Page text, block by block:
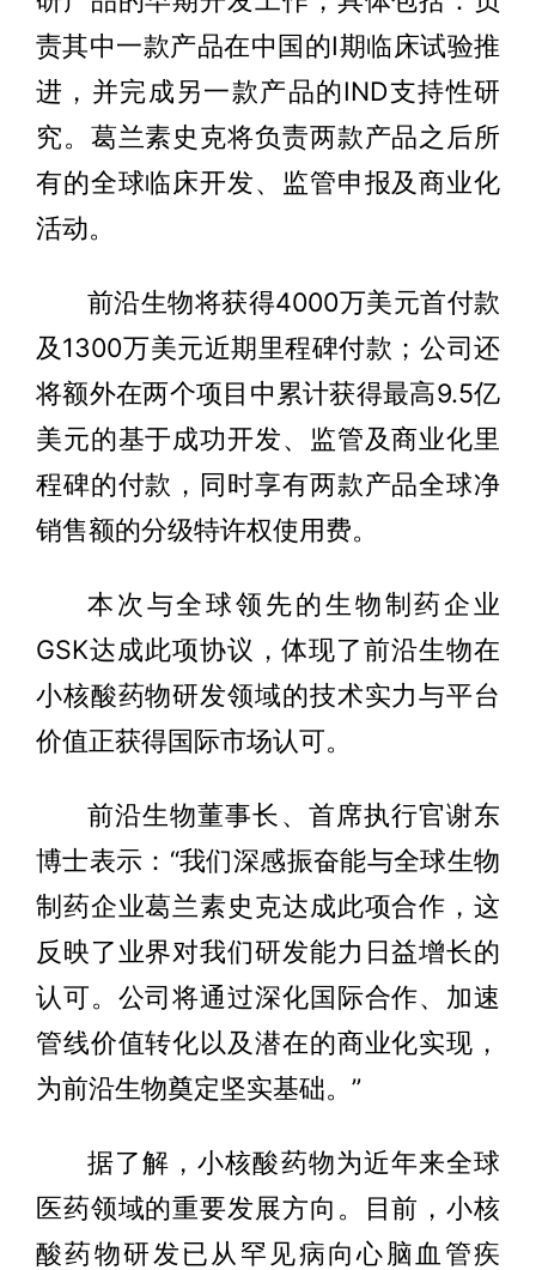
责其中一款产品在中国的I期临床试验推
进，并完成另一款产品的IND支持性研
究。葛兰素史克将负责两款产品之后所
有的全球临床开发、监管申报及商业化
活动。
前沿生物将获得4000万美元首付款
及1300万美元近期里程碑付款；公司还
将额外在两个项目中累计获得最高9.5亿
美元的基于成功开发、监管及商业化里
程碑的付款，同时享有两款产品全球净
销售额的分级特许权使用费。
本次与全球领先的生物制药企业
GSK达成此项协议，体现了前沿生物在
小核酸药物研发领域的技术实力与平台
价值正获得国际市场认可。
前沿生物董事长、首席执行官谢东
博士表示：“我们深感振奋能与全球生物
制药企业葛兰素史克达成此项合作，这
反映了业界对我们研发能力日益增长的
认可。公司将通过深化国际合作、加速
管线价值转化以及潜在的商业化实现，
为前沿生物奠定坚实基础。”
据了解，小核酸药物为近年来全球
医药领域的重要发展方向。目前，小核
酸药物研发已从罕见病向心脑血管疾